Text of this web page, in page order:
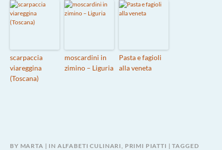
scarpaccia
viareggina
(Toscana)
moscardini in
zimino – Liguria
Pasta e fagioli
alla veneta
BY MARTA IN ALFABETI CULINARI PRIMI PIATTI
TAGGED